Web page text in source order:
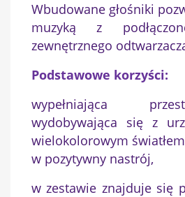
Wbudowane głośniki
muzyką z
zewnętrznego
Podstawowe korzyści:
wypełniająca
wydobywająca się z
wielokolorowym
w pozytywny nastrój,
w zestawie znajduje się
Utwórz listę życzeń
Nazwa listy życzeń